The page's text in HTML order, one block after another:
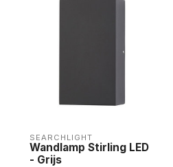
SEARCHLIGHT
Wandlamp Stirling LED
- Grijs